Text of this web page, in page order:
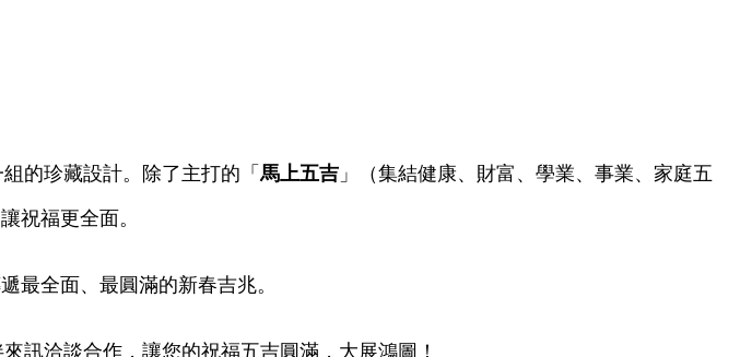
的珍藏設計。除了主打的「 馬上五吉 」（集結健康、財富、學業、事業、家庭五
祝福更全面。
最全面、最圓滿的新春吉兆。
訊洽談合作，讓您的祝福五吉圓滿，大展鴻圖！